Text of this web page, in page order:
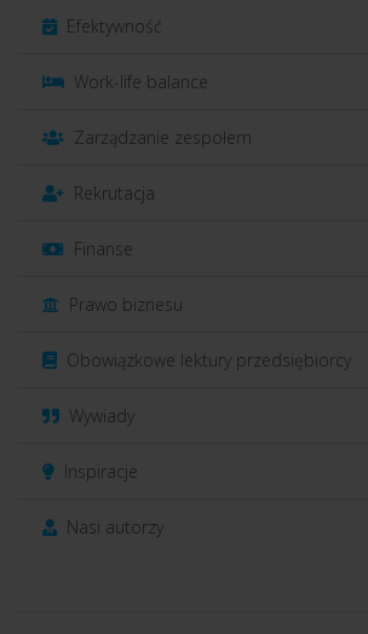
Efektywność
Work-life balance
Zarządzanie zespołem
Rekrutacja
Finanse
Prawo biznesu
Obowiązkowe lektury przedsiębiorcy
Wywiady
Inspiracje
Nasi autorzy